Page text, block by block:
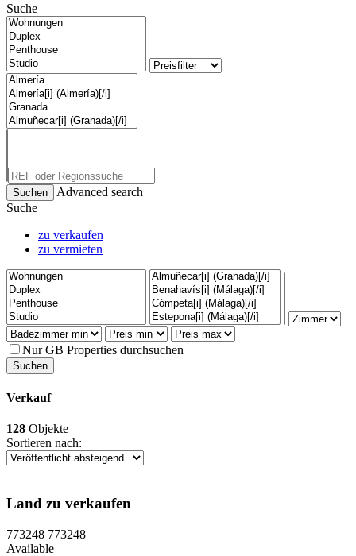
Suche
Advanced search
Suche
zu verkaufen
zu vermieten
Nur GB Properties durchsuchen
Verkauf
128 Objekte
Sortieren nach:
Land zu verkaufen
773248 773248
Available